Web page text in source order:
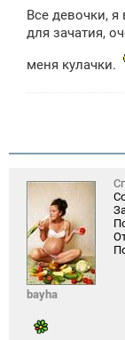
б
щ
и
Все девочки,
для зачатия,
меня кулачки.
bayha